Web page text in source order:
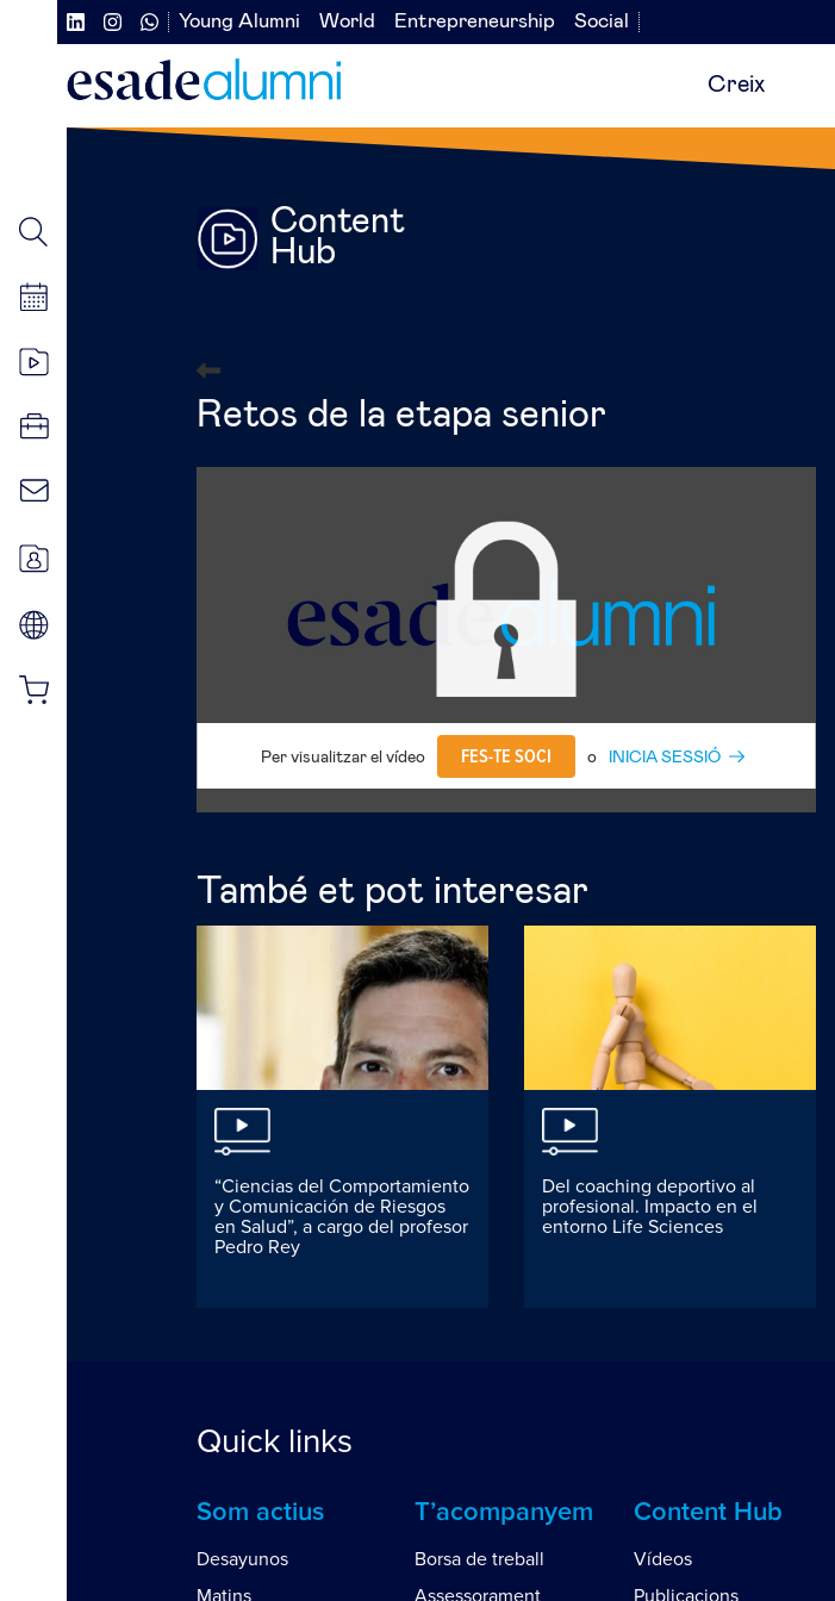
Navegación
secundaria
redes
Navegación
secundaria
izquierda
Young Alumni World Entrepreneurship Social
Creix
Content
Hub
Retos de la etapa senior
Per visualitzar el vídeo FES-TE SOCI o INICIA SESSIÓ
També et pot interesar
“Ciencias del Comportamiento
y Comunicación de Riesgos
en Salud”, a cargo del profesor
Pedro Rey
Del coaching deportivo al
profesional. Impacto en el
entorno Life Sciences
Quick links
Som actius
Desayunos
Matins
T’acompanyem
Borsa de treball
Assessorament
Content Hub
Vídeos
Publicacions